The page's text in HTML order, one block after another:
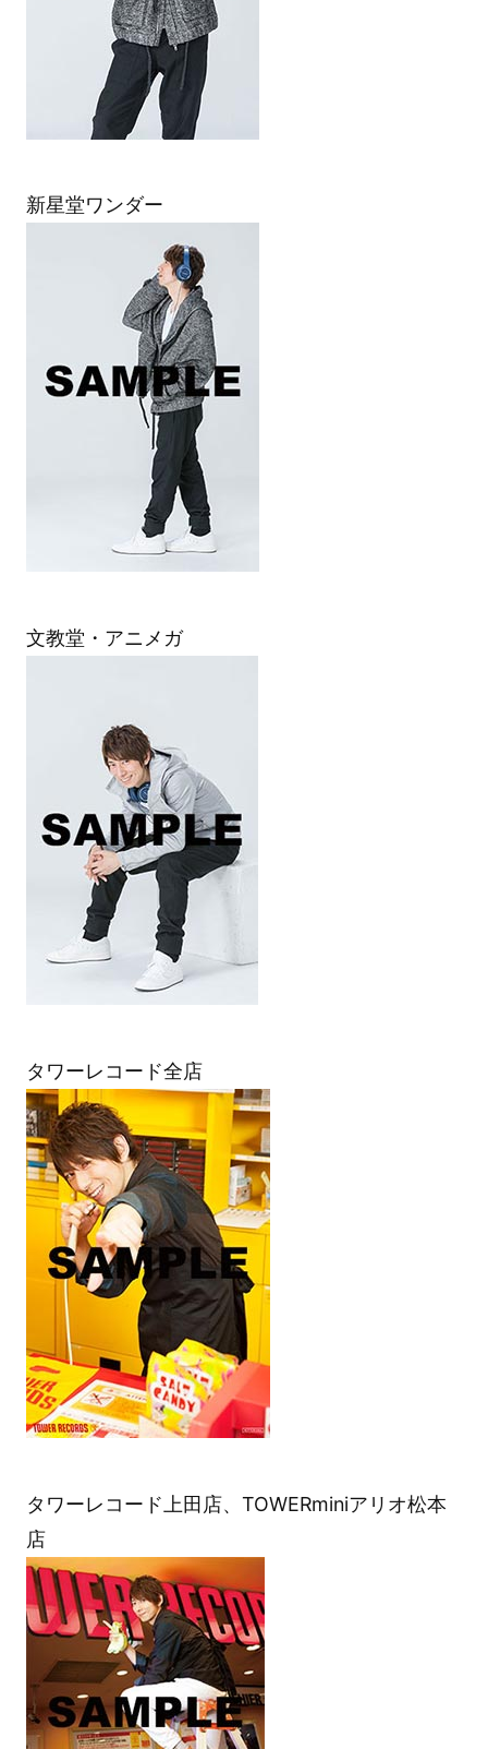
新星堂ワンダー
文教堂・アニメガ
タワーレコード全店
タワーレコード上田店、TOWERminiアリオ松本
店